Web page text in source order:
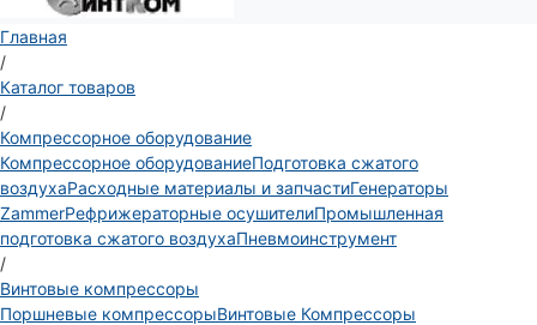
Главная
/
Каталог товаров
/
Компрессорное оборудование
Компрессорное оборудованиеПодготовка сжатого
воздухаРасходные материалы и запчастиГенераторы
ZammerРефрижераторные осушителиПромышленная
подготовка сжатого воздухаПневмоинструмент
/
Винтовые компрессоры
Поршневые компрессорыВинтовые Компрессоры